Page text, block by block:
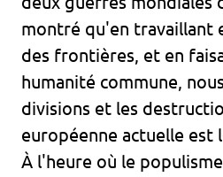
montré qu'en travaillant
des frontières, et en
humanité commune,
divisions et les
européenne actuelle
À l'heure où le